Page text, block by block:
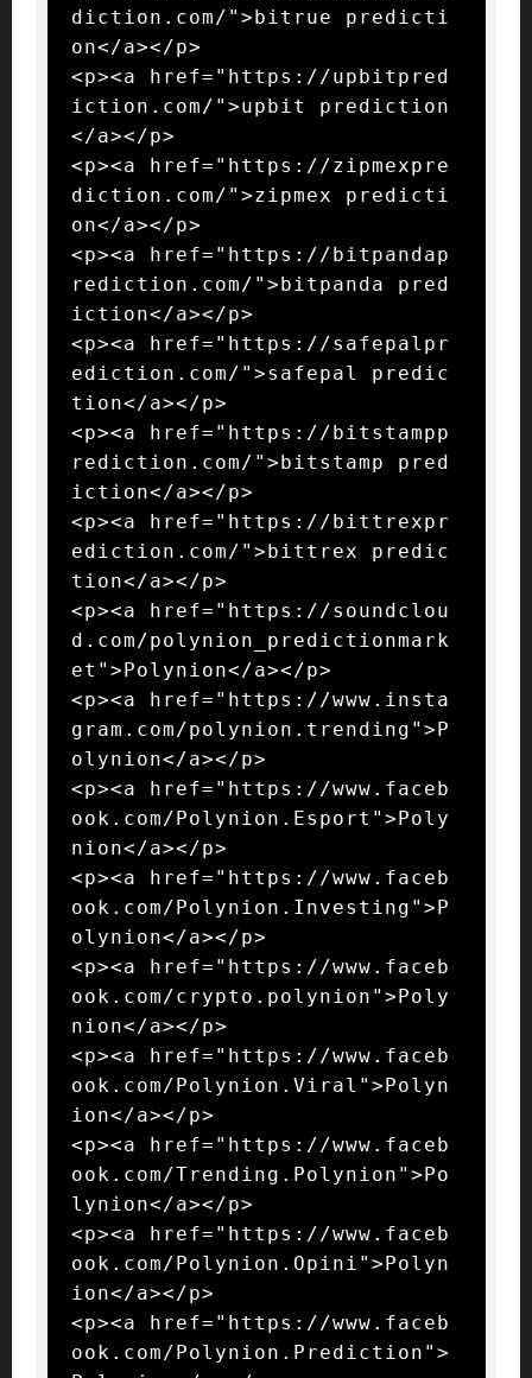
diction.com/">bitrue predicti
on</a></p>
<p><a href="https://upbitpred
iction.com/">upbit prediction
</a></p>
<p><a href="https://zipmexpre
diction.com/">zipmex predicti
on</a></p>
<p><a href="https://bitpandap
rediction.com/">bitpanda pred
iction</a></p>
<p><a href="https://safepalpr
ediction.com/">safepal predic
tion</a></p>
<p><a href="https://bitstampp
rediction.com/">bitstamp pred
iction</a></p>
<p><a href="https://bittrexpr
ediction.com/">bittrex predic
tion</a></p>
<p><a href="https://soundclou
d.com/polynion_predictionmark
et">Polynion</a></p>
<p><a href="https://www.insta
gram.com/polynion.trending">P
olynion</a></p>
<p><a href="https://www.faceb
ook.com/Polynion.Esport">Poly
nion</a></p>
<p><a href="https://www.faceb
ook.com/Polynion.Investing">P
olynion</a></p>
<p><a href="https://www.faceb
ook.com/crypto.polynion">Poly
nion</a></p>
<p><a href="https://www.faceb
ook.com/Polynion.Viral">Polyn
ion</a></p>
<p><a href="https://www.faceb
ook.com/Trending.Polynion">Po
lynion</a></p>
<p><a href="https://www.faceb
ook.com/Polynion.Opini">Polyn
ion</a></p>
<p><a href="https://www.faceb
ook.com/Polynion.Prediction">